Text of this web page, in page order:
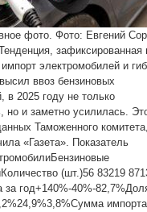
фото. Фото: Евгений
зафиксированная
импорт электромобилей и
ввоз бензиновых
в 2025 году не только
но и заметно усилилась.
Таможенного комитета,
«Газета». Показатель
(шт.)56 83219
за год+140%-40%-